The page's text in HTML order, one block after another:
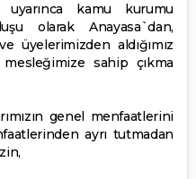
uyarınca kamu kurumu
olarak Anayasa`dan,
üyelerimizden aldığımız
mesleğimize sahip çıkma
genel menfaatlerini
ayrı tutmadan